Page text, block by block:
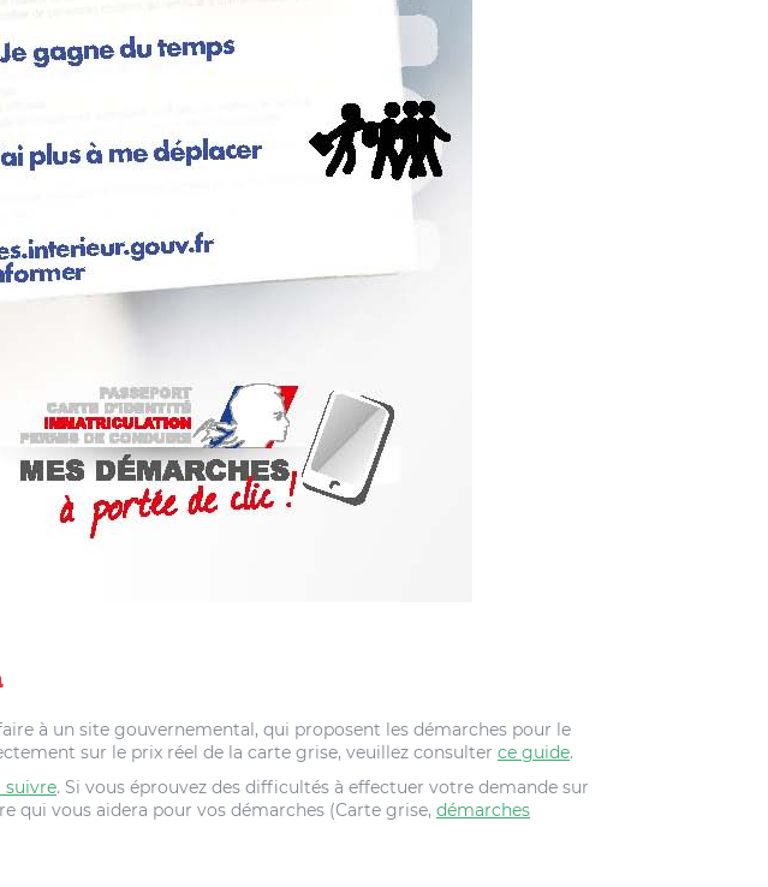
à un site gouvernemental, qui proposent les démarches pour le
sur le prix réel de la carte grise, veuillez consulter ce guide.
suivre. Si vous éprouvez des difficultés à effectuer votre demande sur
qui vous aidera pour vos démarches (Carte grise, démarches